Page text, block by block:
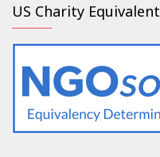
US Charity Equivalent